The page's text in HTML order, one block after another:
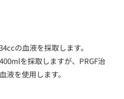
の血液を採取します。
を採取しますが、PRGF治
液を使用します。